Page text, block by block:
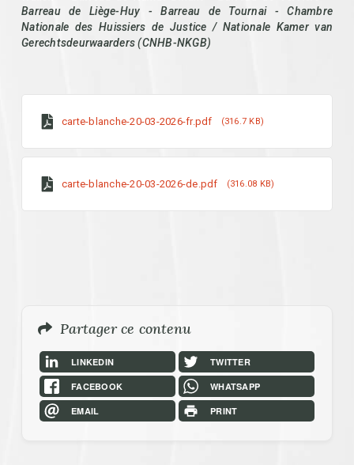
Partager ce contenu
LINKEDIN TWITTER
FACEBOOK WHATSAPP
EMAIL PRINT
Barreau de Liège-Huy - Barreau de Tournai - Chambre
Nationale des Huissiers de Justice / Nationale Kamer van
Gerechtsdeurwaarders (CNHB-NKGB)
carte-blanche-20-03-2026-fr.pdf 316.7 KB
carte-blanche-20-03-2026-de.pdf 316.08 KB